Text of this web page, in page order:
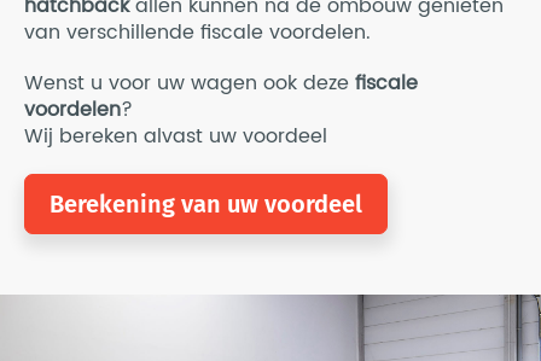
van verschillende fiscale voordelen.
Wenst u voor uw wagen ook dezefiscale
voordelen?
Wij bereken alvast uw voordeel
Berekening van uw voordeel